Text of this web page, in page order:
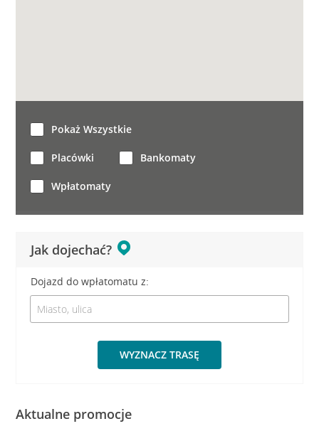
Jak dojechać?
Dojazd do wpłatomatu z:
WYZNACZ TRASĘ
Pokaż Wszystkie
Placówki Bankomaty
Wpłatomaty
Aktualne promocje